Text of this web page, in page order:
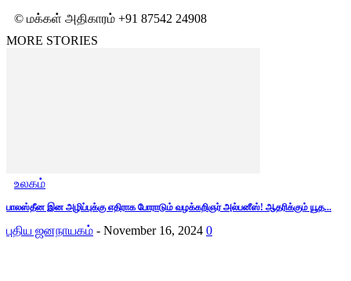
© மக்கள் அதிகாரம் +91 87542 24908
MORE STORIES
உலகம்
பாலஸ்தீன இன அழிப்புக்கு எதிராக போராடும் வழக்கறிஞர் அல்பனீஸ்! ஆதரிக்கும் யூத...
புதிய ஜனநாயகம் - November 16, 2024 0